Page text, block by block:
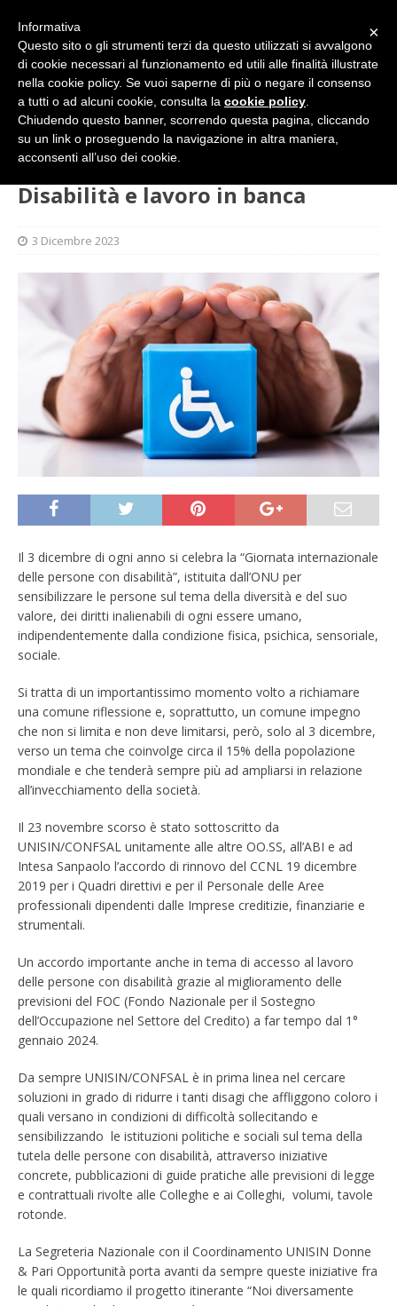
SINDACATO Disabilità e lavoro in banca
Disabilità e lavoro in banca
3 Dicembre 2023
Il 3 dicembre di ogni anno si celebra la “Giornata internazionale
delle persone con disabilità”, istituita dall’ONU per
sensibilizzare le persone sul tema della diversità e del suo
valore, dei diritti inalienabili di ogni essere umano,
indipendentemente dalla condizione fisica, psichica, sensoriale,
sociale.
Si tratta di un importantissimo momento volto a richiamare
una comune riflessione e, soprattutto, un comune impegno
che non si limita e non deve limitarsi, però, solo al 3 dicembre,
verso un tema che coinvolge circa il 15% della popolazione
mondiale e che tenderà sempre più ad ampliarsi in relazione
all’invecchiamento della società.
Il 23 novembre scorso è stato sottoscritto da
UNISIN/CONFSAL unitamente alle altre OO.SS, all’ABI e ad
Intesa Sanpaolo l’accordo di rinnovo del CCNL 19 dicembre
2019 per i Quadri direttivi e per il Personale delle Aree
professionali dipendenti dalle Imprese creditizie, finanziarie e
strumentali.
Un accordo importante anche in tema di accesso al lavoro
delle persone con disabilità grazie al miglioramento delle
previsioni del FOC (Fondo Nazionale per il Sostegno
dell’Occupazione nel Settore del Credito) a far tempo dal 1°
gennaio 2024.
Da sempre UNISIN/CONFSAL è in prima linea nel cercare
soluzioni in grado di ridurre i tanti disagi che affliggono coloro i
quali versano in condizioni di difficoltà sollecitando e
sensibilizzando le istituzioni politiche e sociali sul tema della
tutela delle persone con disabilità, attraverso iniziative
concrete, pubblicazioni di guide pratiche alle previsioni di legge
e contrattuali rivolte alle Colleghe e ai Colleghi, volumi, tavole
rotonde.
La Segreteria Nazionale con il Coordinamento UNISIN Donne
& Pari Opportunità porta avanti da sempre queste iniziative fra
le quali ricordiamo il progetto itinerante “Noi diversamente
×
Informativa
Questo sito o gli strumenti terzi da questo utilizzati si avvalgono
di cookie necessari al funzionamento ed utili alle finalità illustrate
nella cookie policy. Se vuoi saperne di più o negare il consenso
a tutti o ad alcuni cookie, consulta la cookie policy
Chiudendo questo banner, scorrendo questa pagina, cliccando
su un link o proseguendo la navigazione in altra maniera,
acconsenti all’uso dei cookie.